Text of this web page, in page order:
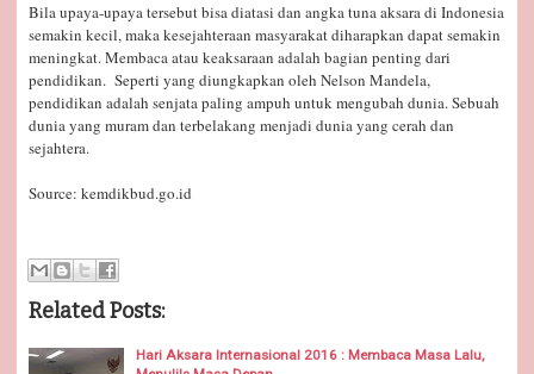
Bila upaya-upaya tersebut bisa diatasi dan angka tuna aksara di Indonesia
semakin kecil, maka kesejahteraan masyarakat diharapkan dapat semakin
meningkat. Membaca atau keaksaraan adalah bagian penting dari
pendidikan. Seperti yang diungkapkan oleh Nelson Mandela,
pendidikan adalah senjata paling ampuh untuk mengubah dunia. Sebuah
dunia yang muram dan terbelakang menjadi dunia yang cerah dan
sejahtera.
Source: kemdikbud.go.id
Related Posts:
Hari Aksara Internasional 2016 : Membaca Masa Lalu,